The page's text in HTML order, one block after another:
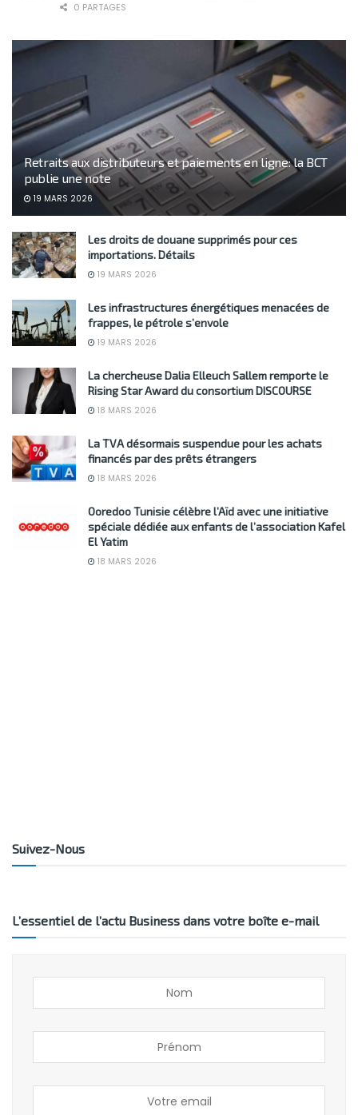
0 PARTAGES
Retraits aux distributeurs et paiements en ligne: la BCT
publie une note
19 MARS 2026
Les droits de douane supprimés pour ces
importations. Détails
19 MARS 2026
Les infrastructures énergétiques menacées de
frappes, le pétrole s’envole
19 MARS 2026
La chercheuse Dalia Elleuch Sallem remporte le
Rising Star Award du consortium DISCOURSE
18 MARS 2026
La TVA désormais suspendue pour les achats
financés par des prêts étrangers
18 MARS 2026
Ooredoo Tunisie célèbre l’Aïd avec une initiative
spéciale dédiée aux enfants de l’association Kafel
El Yatim
18 MARS 2026
Suivez-Nous
L’essentiel de l’actu Business dans votre boîte e-mail